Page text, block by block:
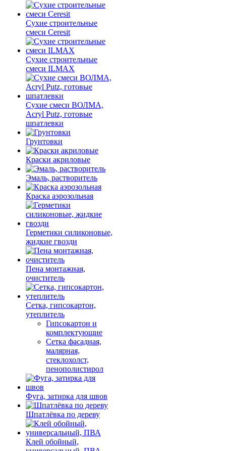
Сухие строительные
смеси Ceresit
Сухие строительные
смеси ILMAX
Сухие смеси ВОЛМА,
Acryl Putz, готовые
шпатлевки
Грунтовки
Краски акриловые
Эмаль, растворитель
Краска аэрозольная
Герметики силиконовые,
жидкие гвозди
Пена монтажная,
очиститель
Сетка, гипсокартон,
утеплитель
Гипсокартон и
комплектующие
Сетка фасадная,
малярная,
стеклохолст,
пенополистирол
Фуга, затирка для швов
Шпатлёвка по дереву
Клей обойный,